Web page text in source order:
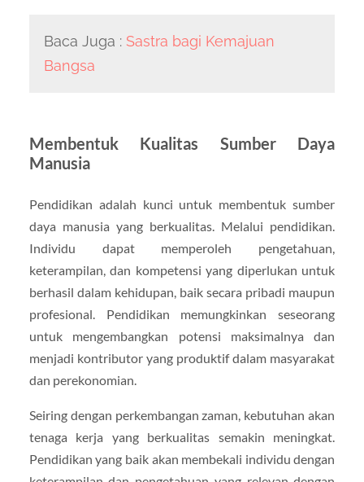
Baca Juga : Sastra bagi Kemajuan
Bangsa
Membentuk Kualitas Sumber Daya
Manusia
Pendidikan adalah kunci untuk membentuk sumber
daya manusia yang berkualitas. Melalui pendidikan.
Individu dapat memperoleh pengetahuan,
keterampilan, dan kompetensi yang diperlukan untuk
berhasil dalam kehidupan, baik secara pribadi maupun
profesional. Pendidikan memungkinkan seseorang
untuk mengembangkan potensi maksimalnya dan
menjadi kontributor yang produktif dalam masyarakat
dan perekonomian.
Seiring dengan perkembangan zaman, kebutuhan akan
tenaga kerja yang berkualitas semakin meningkat.
Pendidikan yang baik akan membekali individu dengan